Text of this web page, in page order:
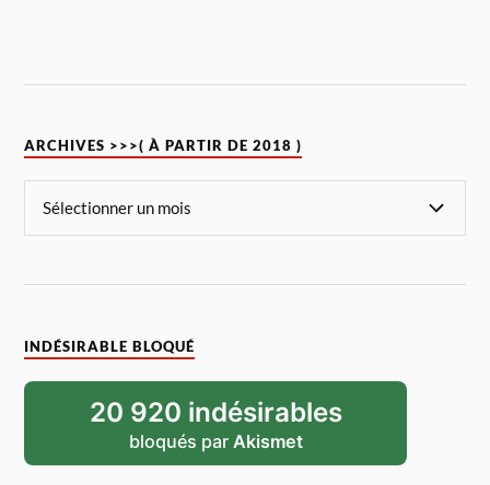
ARCHIVES >>>( À PARTIR DE 2018 )
INDÉSIRABLE BLOQUÉ
20 920 indésirables
bloqués par Akismet